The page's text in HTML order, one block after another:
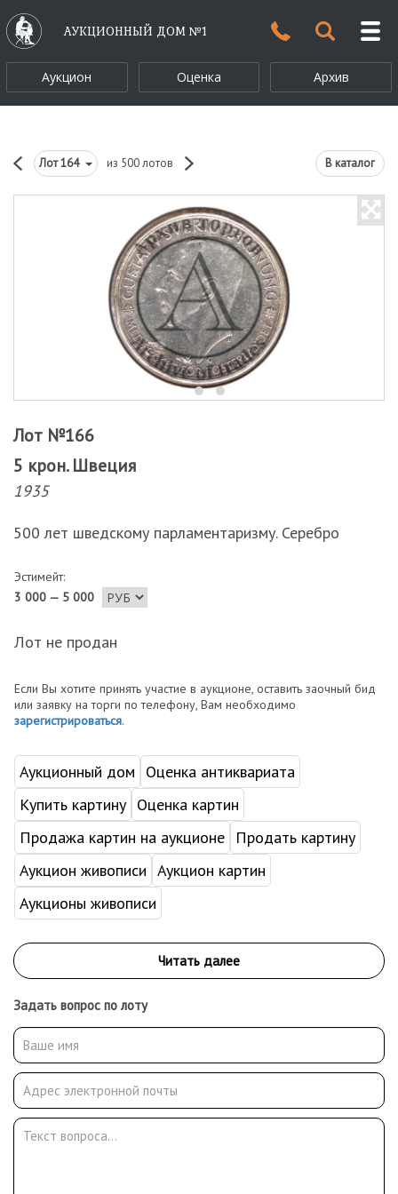
АУКЦИОННЫЙ ДОМ №1
Аукцион Оценка Архив
Лот164 из 500 лотов В каталог
Лот №166
5 крон. Швеция
1935
500 лет шведскому парламентаризму. Серебро
Эстимейт:
3 000 — 5 000
Лот не продан
Если Вы хотите принять участие в аукционе, оставить заочный бид
или заявку на торги по телефону, Вам необходимо
зарегистрироваться.
Аукционный дом
Оценка антиквариата
Купить картину Оценка картин
Продажа картин на аукционе
Продать картину
Аукцион живописи Аукцион картин
Аукционы живописи
Задать вопрос по лоту